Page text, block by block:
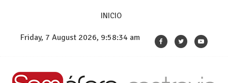
INICIO
Friday, 7 August 2026, 9:58:36 am